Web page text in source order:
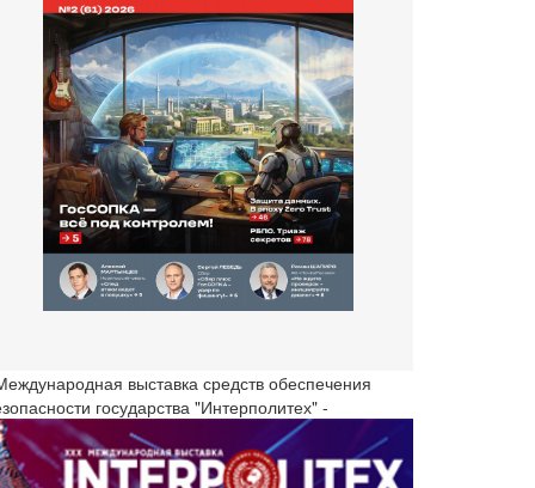
выставка средств обеспечения
государства "Интерполитех" -